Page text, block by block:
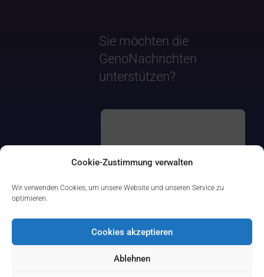
Cookie-Zustimmung verwalten
Wir verwenden Cookies, um unsere Website und unseren Service zu
optimieren.
Cookies akzeptieren
Ablehnen
Sie möchten die
GenoNachrichten
unterstützen?